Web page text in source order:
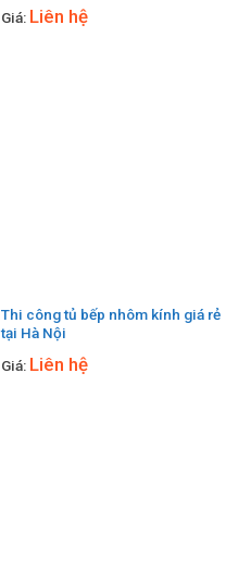
Giá: Liên hệ
Thi công tủ bếp nhôm kính giá rẻ
tại Hà Nội
Giá: Liên hệ